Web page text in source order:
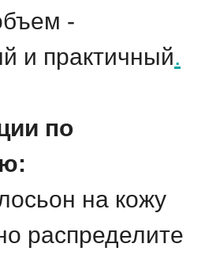
-
и практичный.
по
на кожу
распределите